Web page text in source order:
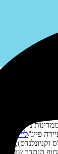
לוס אנג'לס מעגלי 41 –
מטיילים
נוואדה
פייג'/לייק פאוול